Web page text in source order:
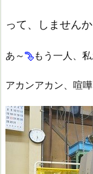
って、しません
あ～ もう一人、
アカンアカン、喧